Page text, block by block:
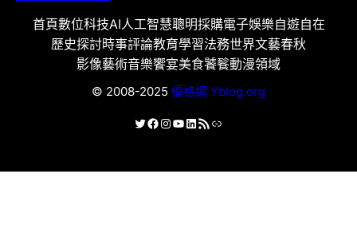
首頁數位科技AI人工智慧聰明採購電子娛樂自遊自在
歷史探討時事評論教育學習法務世界文藝春秋
影像藝術音樂饗宴美食饕餮動漫領域
© 2008-2025 優格網 Yblog.org
X Facebook
Instagram
YouTube
LinkedIn
RSS 資訊提供連結